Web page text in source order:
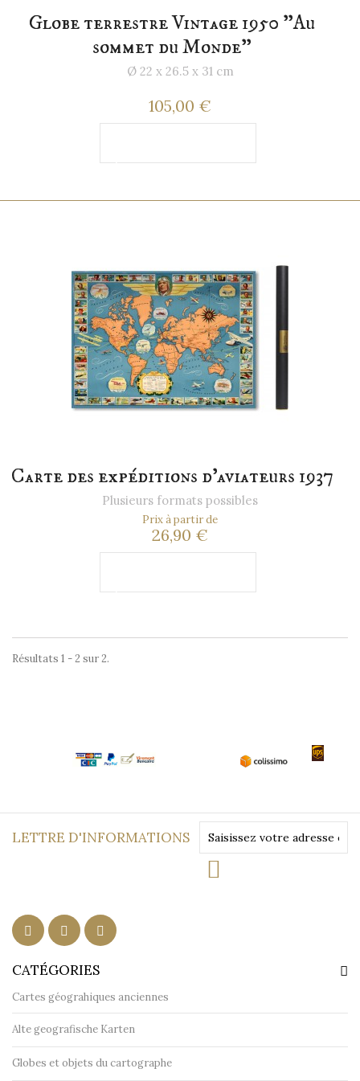
Globe terrestre Vintage 1950 "Au
sommet du Monde"
Ø 22 x 26.5 x 31 cm
105,00 €
Carte des expéditions d'aviateurs 1937
Plusieurs formats possibles
Prix à partir de
26,90 €
Résultats 1 - 2 sur 2.
LETTRE D'INFORMATIONS
CATÉGORIES
Cartes géograhiques anciennes
Alte geografische Karten
Globes et objets du cartographe